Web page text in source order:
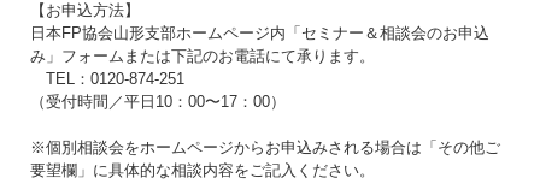
【お申込方法】
日本FP協会山形支部ホームページ内「セミナー＆相談会のお申込
み」フォームまたは下記のお電話にて承ります。
TEL：0120-874-251
（受付時間／平日10：00〜17：00）
※個別相談会をホームページからお申込みされる場合は「その他ご
要望欄」に具体的な相談内容をご記入ください。